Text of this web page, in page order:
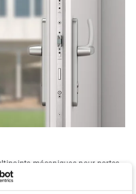
mécaniques pour portes